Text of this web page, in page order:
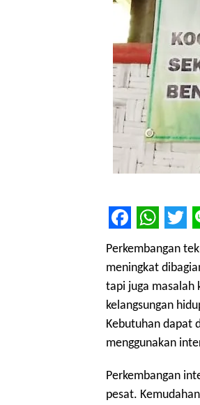
Perkembangan
meningkat
tapi juga masalah
kelangsungan
Kebutuhan dapat
menggunakan
Perkembangan
pesat.